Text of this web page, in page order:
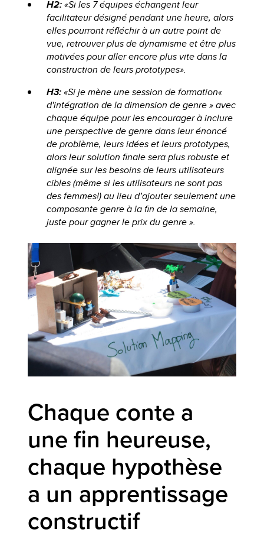
H2:«Si les 7 équipes échangent leur
facilitateur désigné pendant une heure, alors
elles pourront réfléchir à un autre point de
vue, retrouver plus de dynamisme et être plus
motivées pour aller encore plus vite dans la
construction de leurs prototypes».
H3:«Si je mène une session de formation«
d'intégration de la dimension de genre » avec
chaque équipe pour les encourager à inclure
une perspective de genre dans leur énoncé
de problème, leurs idées et leurs prototypes,
alors leur solution finale sera plus robuste et
alignée sur les besoins de leurs utilisateurs
cibles (même si les utilisateurs ne sont pas
des femmes!) au lieu d’ajouter seulement une
composante genre à la fin de la semaine,
juste pour gagner le prix du genre ».
Chaque conte a
une fin heureuse,
chaque hypothèse
a un apprentissage
constructif